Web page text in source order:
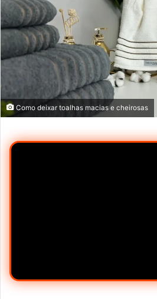
Como deixar toalhas macias e cheirosas